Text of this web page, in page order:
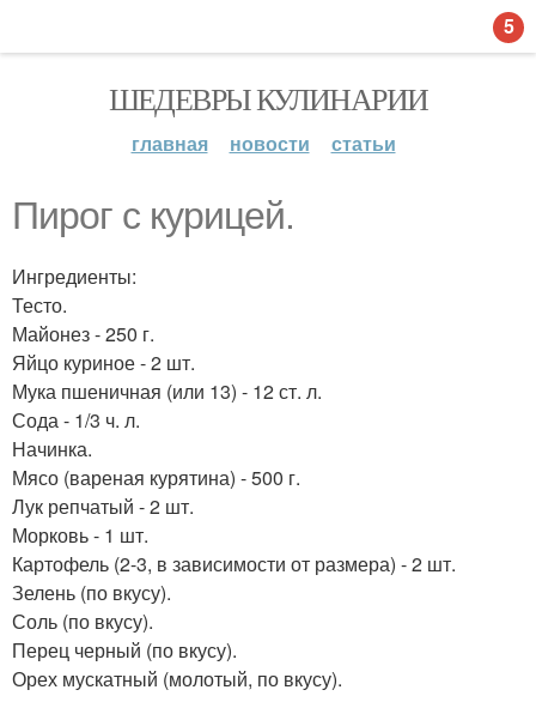
ШЕДЕВРЫ КУЛИНАРИИ
главная новости статьи
Пирог с курицей.
Ингредиенты:
Тесто.
Майонез - 250 г.
Яйцо куриное - 2 шт.
Мука пшеничная (или 13) - 12 ст. л.
Сода - 1/3 ч. л.
Начинка.
Мясо (вареная курятина) - 500 г.
Лук репчатый - 2 шт.
Морковь - 1 шт.
Картофель (2-3, в зависимости от размера) - 2 шт.
Зелень (по вкусу).
Соль (по вкусу).
Перец черный (по вкусу).
Орех мускатный (молотый, по вкусу).
5